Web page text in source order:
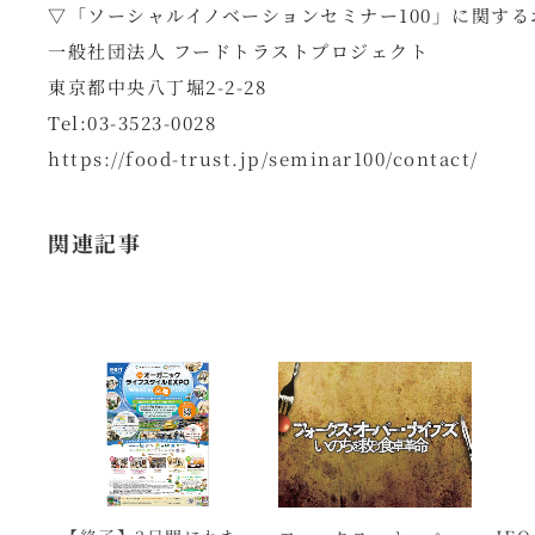
▽「ソーシャルイノベーションセミナー100」に関す
一般社団法人 フードトラストプロジェクト
東京都中央八丁堀2-2-28
Tel:03-3523-0028
https://food-trust.jp/seminar100/contact/
関連記事